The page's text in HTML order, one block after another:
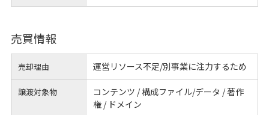
売買情報
売却理由 運営リソース不足/別事業に注力するため
譲渡対象物
コンテンツ / 構成ファイル/データ / 著作
権 / ドメイン